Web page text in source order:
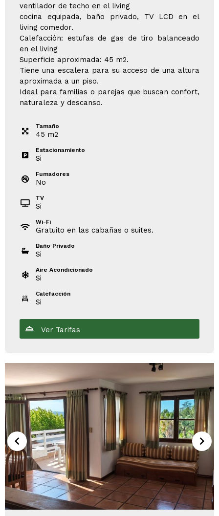
ventilador de techo en el living
cocina equipada, baño privado, TV LCD en el
living comedor.
Calefacción: estufas de gas de tiro balanceado
en el living
Superficie aproximada: 45 m2.
Tiene una escalera para su acceso de una altura
aproximada a un piso.
Ideal para familias o parejas que buscan confort,
naturaleza y descanso.
Tamaño
45 m2
Estacionamiento
Si
Fumadores
No
TV
Si
Wi-Fi
Gratuito en las cabañas o suites.
Baño Privado
Si
Aire Acondicionado
Si
Calefacción
Si
Ver Tarifas